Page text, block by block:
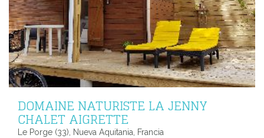
DOMAINE NATURISTE LA JENNY
CHALET AIGRETTE
Le Porge (33), Nueva Aquitania, Francia